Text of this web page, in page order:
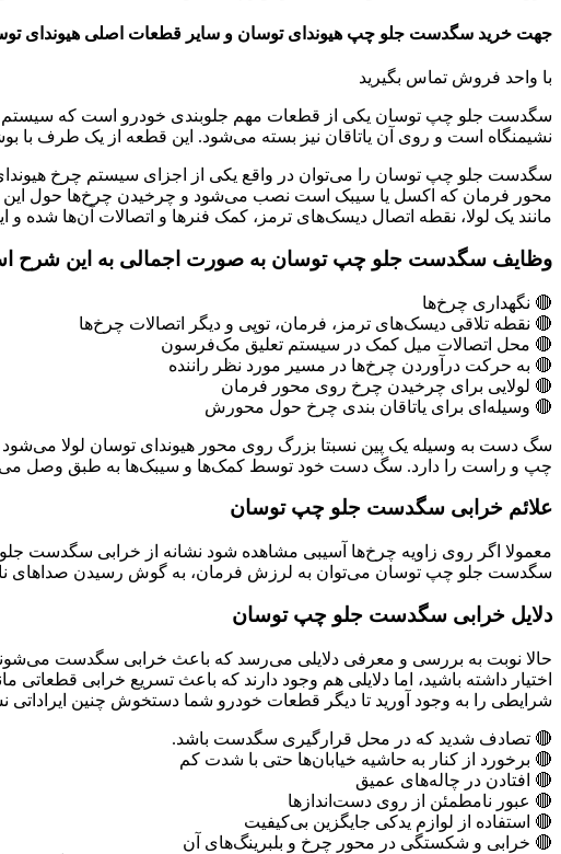
جهت خرید سگدست جلو چپ هیوندای توسان و سایر قطعات اصلی هیوندای
با واحد فروش تماس بگیرید
سگدست جلو چپ توسان یکی از قطعات مهم جلوبندی خودرو است که
نشیمنگاه است و روی آن یاتاقان نیز بسته می‌شود. این قطعه از یک طرف
سگدست جلو چپ توسان را می‌توان در واقع یکی از اجزای سیستم چرخ
محور فرمان که اکسل یا سیبک است نصب می‌شود و چرخیدن چرخ‌ها حول این
مانند یک لولا، نقطه‌ اتصال دیسک‌های ترمز، کمک فنرها و اتصالات آن‌ها شده
وظایف سگدست جلو چپ توسان به صورت اجمالی به این شرح
🔴 نگهداری چرخ‌ها
🔴 نقطه‌ تلاقی دیسک‌های ترمز، فرمان، توپی و دیگر اتصالات چرخ‌ها
🔴 محل اتصالات میل کمک در سیستم تعلیق مک‌فرسون
🔴 به حرکت درآوردن چرخ‌ها در مسیر مورد نظر راننده
🔴 لولایی برای چرخیدن چرخ روی محور فرمان
🔴 وسیله‌‌ای برای یاتاقان بندی چرخ حول محورش
سگ‌ دست به وسیله یک پین نسبتا بزرگ روی محور هیوندای توسان لولا
چپ و راست را دارد. سگ دست خود توسط کمک‌ها و سیبک‌ها به طبق وصل
علائم خرابی سگدست جلو چپ توسان
معمولا اگر روی زاویه چرخ‌ها آسیبی مشاهده شود نشانه از خرابی سگدست
سگدست جلو چپ توسان می‌توان به لرزش فرمان، به گوش رسیدن صداهای
دلایل خرابی سگدست جلو چپ توسان
اختیار داشته باشید، اما دلایلی هم وجود دارند که باعث تسریع خرابی
شرایطی را به وجود آورید تا دیگر قطعات خودرو شما دستخوش چنین ایراداتی
🔴 تصادف شدید که در محل قرارگیری سگدست باشد.
🔴 برخورد از کنار به حاشیه خیابان‌ها حتی با شدت کم
🔴 افتادن در چاله‌های عمیق
🔴 عبور نامطمئن از روی دست‌اندازها
🔴 استفاده از لوازم یدکی جایگزین بی‌کیفیت
🔴 خرابی و شکستگی در محور چرخ و بلبرینگ‌های آن